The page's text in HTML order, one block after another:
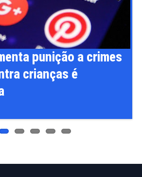
punição a crimes
crianças é
Next